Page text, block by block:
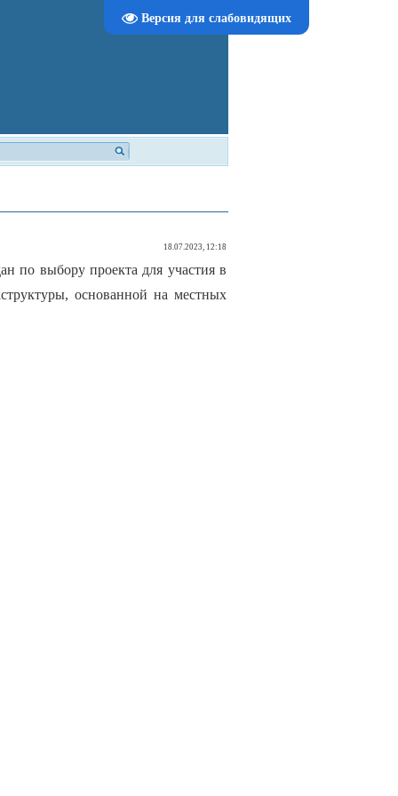
Версия для слабовидящих
18.07.2023, 12:18
по выбору проекта для участия в
основанной на местных